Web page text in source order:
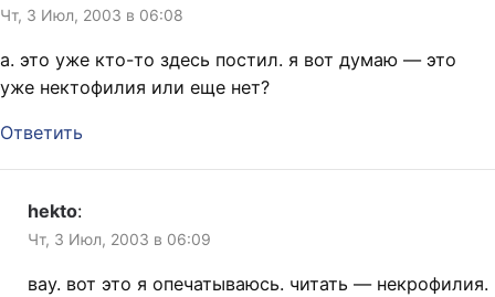
Чт, 3 Июл, 2003 в 06:08
а. это уже кто-то здесь постил. я вот думаю — это
уже нектофилия или еще нет?
Ответить
hekto:
Чт, 3 Июл, 2003 в 06:09
вау. вот это я опечатываюсь. читать — некрофилия.